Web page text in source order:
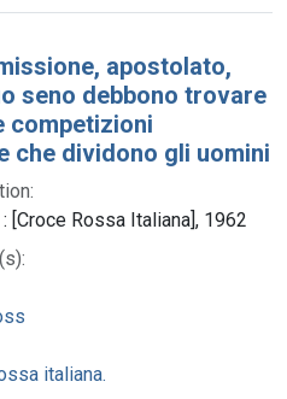
apostolato,
seno debbono trovare
competizioni
che dividono gli uomini
: [Croce Rossa Italiana], 1962
italiana.